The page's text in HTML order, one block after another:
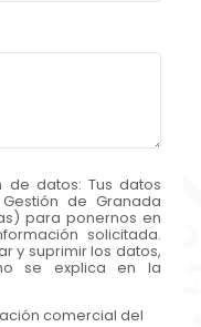
de datos: Tus datos
de Granada
para ponernos en
solicitada.
y suprimir los datos,
se explica en la
comercial del